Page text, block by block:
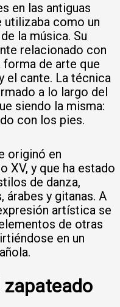
en las antiguas
utilizaba como un
la música. Su
relacionado con
forma de arte que
el cante. La técnica
a lo largo del
siendo la misma:
con los pies.
originó en
XV, y que ha estado
de danza,
árabes y gitanas. A
artística se
de otras
en un
zapateado